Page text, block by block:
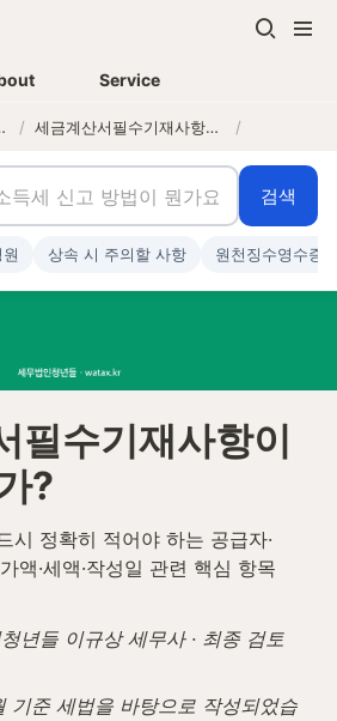
Service
는 세무법인 / 세금계산서필수기재사항이란 무엇인가? /
필수기재사항이
?
시 정확히 적어야 하는 공급자·
액·세액·작성일 관련 핵심 항목
년들 이규상 세무사 · 최종 검토
기준 세법을 바탕으로 작성되었습
검색
상속 시 주의할 사항 원천징수영수증